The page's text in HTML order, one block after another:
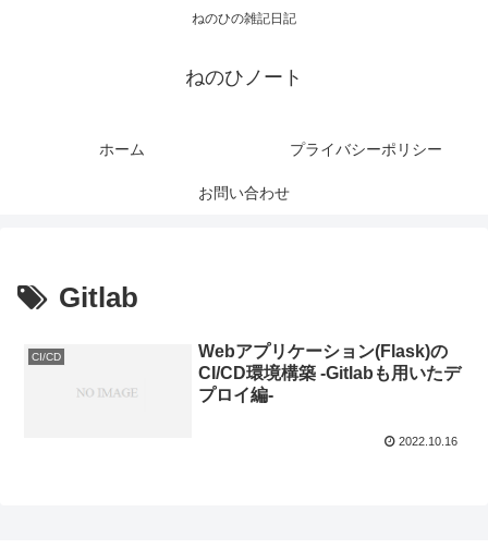
ねのひの雑記日記
ねのひノート
ホーム プライバシーポリシー
お問い合わせ
Gitlab
CI/CD
Webアプリケーション(Flask)の
CI/CD環境構築 -Gitlabも用いたデ
プロイ編-
2022.10.16